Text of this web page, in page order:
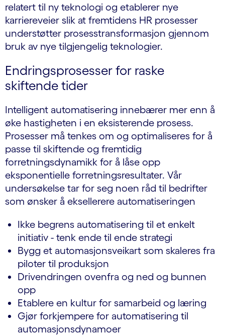
relatert til ny teknologi og etablerer nye
karriereveier slik at fremtidens HR prosesser
understøtter prosesstransformasjon gjennom
bruk av nye tilgjengelig teknologier.
Endringsprosesser for raske
skiftende tider
Intelligent automatisering innebærer mer enn å
øke hastigheten i en eksisterende prosess.
Prosesser må tenkes om og optimaliseres for å
passe til skiftende og fremtidig
forretningsdynamikk for å låse opp
eksponentielle forretningsresultater. Vår
undersøkelse tar for seg noen råd til bedrifter
som ønsker å eksellerere automatiseringen
Ikke begrens automatisering til et enkelt
initiativ - tenk ende til ende strategi
Bygg et automasjonsveikart som skaleres fra
piloter til produksjon
Drivendringen ovenfra og ned og bunnen
opp
Etablere en kultur for samarbeid og læring
Gjør forkjempere for automatisering til
automasjonsdynamoer